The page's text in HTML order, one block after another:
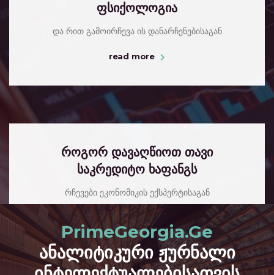
ფსიქოლოგია
და რით გამოირჩევა ის დანარჩენებისაგან
read more
როგორ დავაღწიოთ თავი
საკრედიტო ხაფანგს
რჩევები ეკონომიკის ექსპერტისაგან
read more
PrimeGeorgia.Ge
ანალიტიკური ჟურნალი